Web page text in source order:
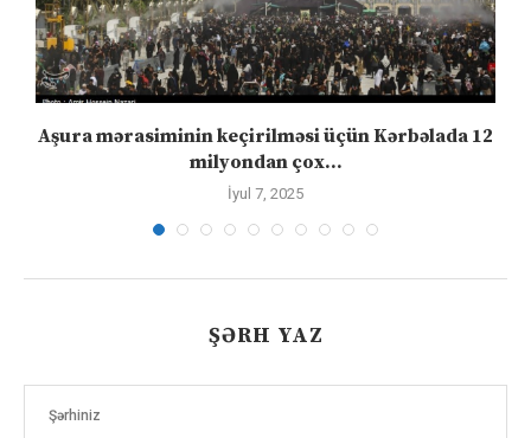
Aşura mərasiminin keçirilməsi üçün Kərbəlada 12
milyondan çox...
İyul 7, 2025
ŞƏRH YAZ